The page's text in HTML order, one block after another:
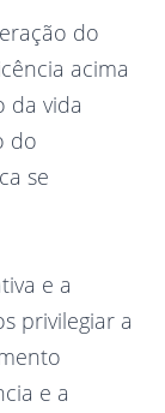
do
acima
da vida
do
se
e a
privilegiar a
e a